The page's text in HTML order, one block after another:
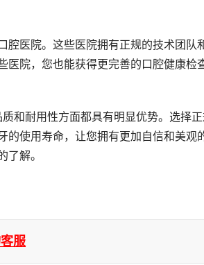
腔医院。这些医院拥有正规的技术团队
医院，您也能获得更完善的口腔健康检
的使用寿命，让您拥有更加自信和美观
解。
服